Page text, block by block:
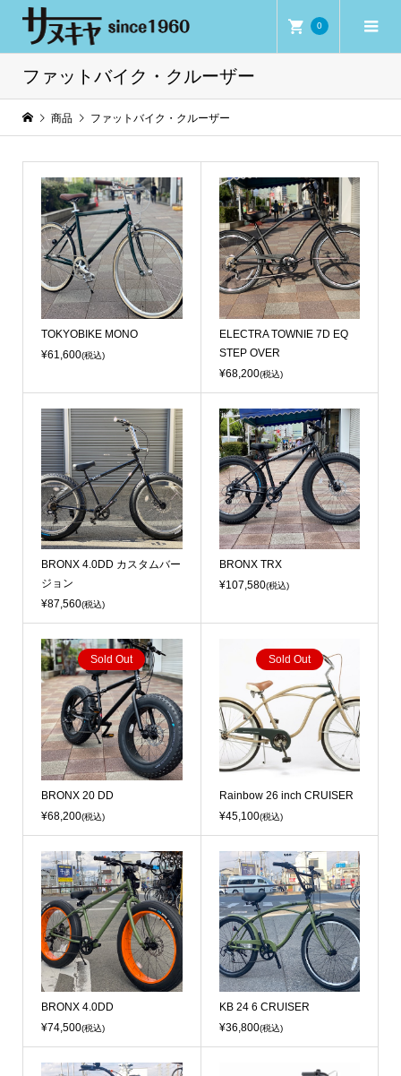
0
ファットバイク・クルーザー
商品 ファットバイク・クルーザー
TOKYOBIKE MONO
¥61,600(税込)
ELECTRA TOWNIE 7D EQ
STEP OVER
¥68,200(税込)
BRONX 4.0DD カスタムバー
ジョン
¥87,560(税込)
BRONX TRX
¥107,580(税込)
Sold Out
BRONX 20 DD
¥68,200(税込)
Sold Out
Rainbow 26 inch CRUISER
¥45,100(税込)
BRONX 4.0DD
¥74,500(税込)
KB 24 6 CRUISER
¥36,800(税込)